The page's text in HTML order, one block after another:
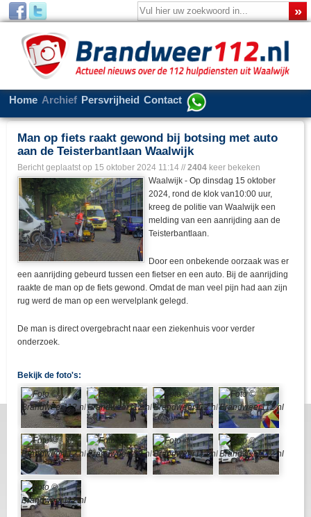
Home Archief Persvrijheid Contact
Man op fiets raakt gewond bij botsing met auto
aan de Teisterbantlaan Waalwijk
Bericht geplaatst op 15 oktober 2024 11:14 // 2404 keer bekeken
Waalwijk - Op dinsdag 15 oktober
2024, rond de klok van10:00 uur,
kreeg de politie van Waalwijk een
melding van een aanrijding aan de
Teisterbantlaan.
Door een onbekende oorzaak was er
een aanrijding gebeurd tussen een fietser en een auto. Bij de aanrijding
raakte de man op de fiets gewond. Omdat de man veel pijn had aan zijn
rug werd de man op een wervelplank gelegd.
De man is direct overgebracht naar een ziekenhuis voor verder
onderzoek.
Bekijk de foto's: